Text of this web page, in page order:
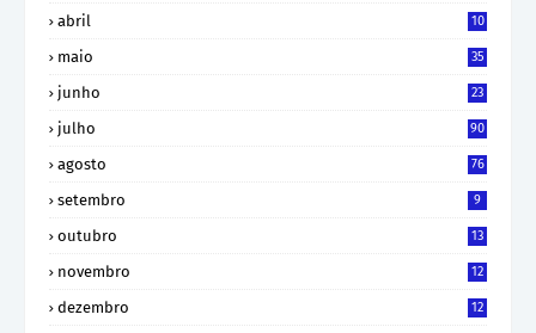
abril 10
maio 35
junho 23
julho 90
agosto 76
setembro 9
outubro 13
novembro 12
dezembro 12